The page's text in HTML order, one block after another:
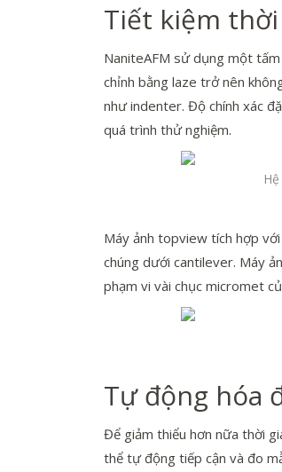
Tiết kiệm
NaniteAFM sử dụng một tấm
chỉnh bằng laze trở nên
như indenter. Độ chính xác
quá trình thử nghiệm.
Máy ảnh topview tích hợp
chúng dưới cantilever. Máy
phạm vi vài chục micromet
Tự động hóa
Để giảm thiểu hơn nữa thời
thể tự động tiếp cận và đo